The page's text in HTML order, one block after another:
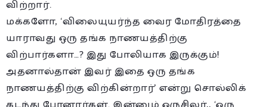
விற்றார்.
மக்களோ, ‘விலையுயர்ந்த வைர மோதிரத்தை
யாராவது ஒரு தங்க நாணயத்திற்கு
விற்பார்களா…? இது போலியாக இருக்கும்!
அதனால்தான் இவர் இதை ஒரு தங்க
நாணயத்திற்கு விற்கின்றார்’ என்று சொல்லிக்